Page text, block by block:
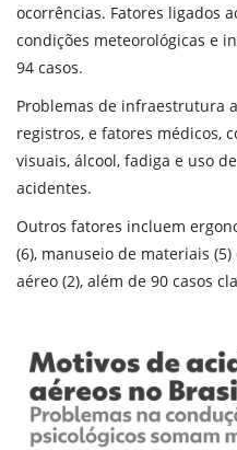
ocorrências. Fatores ligados
condições meteorológicas e
94 casos.
Problemas de infraestrutura
registros, e fatores médicos,
visuais, álcool, fadiga e uso
acidentes.
Outros fatores incluem
(6), manuseio de materiais
aéreo (2), além de 90 casos